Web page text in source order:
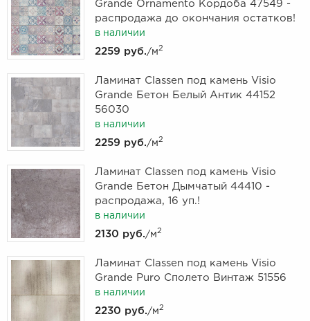
Grande Ornamento Кордоба 47549 -
распродажа до окончания остатков!
в наличии
2259 руб./м2
Ламинат Classen под камень Visio
Grande Бетон Белый Антик 44152
56030
в наличии
2259 руб./м2
Ламинат Classen под камень Visio
Grande Бетон Дымчатый 44410 -
распродажа, 16 уп.!
в наличии
2130 руб./м2
Ламинат Classen под камень Visio
Grande Puro Сполето Винтаж 51556
в наличии
2230 руб./м2